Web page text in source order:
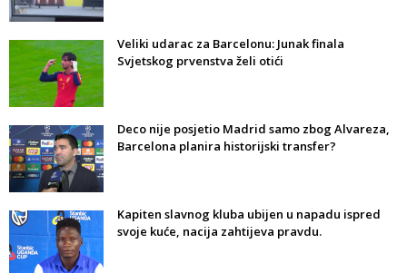
Veliki udarac za Barcelonu: Junak finala
Svjetskog prvenstva želi otići
Deco nije posjetio Madrid samo zbog Alvareza,
Barcelona planira historijski transfer?
Kapiten slavnog kluba ubijen u napadu ispred
svoje kuće, nacija zahtijeva pravdu.